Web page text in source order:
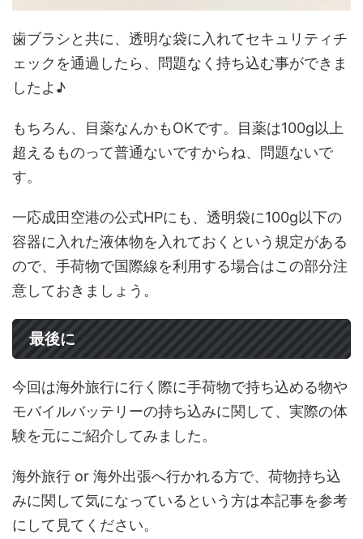
歯ブラシと共に、透明な袋に入れてセキュリティチ
ェックを通過したら、問題なく持ち込む事ができま
したよ♪
もちろん、目薬なんかもOKです。目薬は100g以上
超えるものって普通ないですからね、問題ないで
す。
一応成田空港の公式HPにも、透明袋に100g以下の
容器に入れた液体物を入れておくという規定がある
ので、手荷物で国際線を利用する場合はこの部分注
意しておきましょう。
最後に
今回は海外旅行に行く際に手荷物で持ち込める物や
モバイルバッテリーの持ち込みに関して、実際の体
験を元にご紹介してみました。
海外旅行 or 海外出張へ行かれる方で、荷物持ち込
みに関して気になっているという方は本記事を参考
にして見てください。